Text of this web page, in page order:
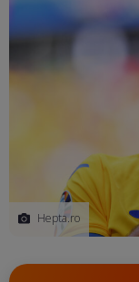
Hepta.ro